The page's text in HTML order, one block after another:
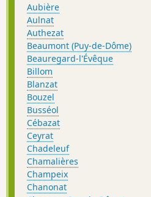
Aubière
Aulnat
Authezat
Beaumont (Puy-de-Dôme)
Beauregard-l'Évêque
Billom
Blanzat
Bouzel
Busséol
Cébazat
Ceyrat
Chadeleuf
Chamalières
Champeix
Chanonat